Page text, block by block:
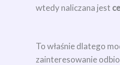
wtedy naliczana jest
To właśnie dlatego
zainteresowanie